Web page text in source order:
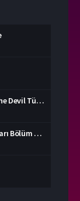
The Gangster, The Cop and The Devil Türkçe Dublaj İzle
Harry Potter 8 Ölüm Yadirgarları Bölüm 2 İzle